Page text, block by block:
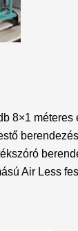
8×1 méteres
Air Less